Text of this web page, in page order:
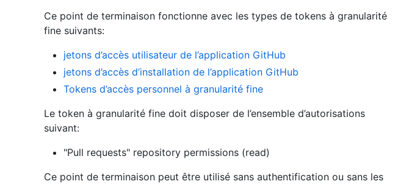
Ce point de terminaison fonctionne avec les types de tokens à granularité
fine suivants:
jetons d’accès utilisateur de l’application GitHub
jetons d’accès d’installation de l’application GitHub
Tokens d’accès personnel à granularité fine
Le token à granularité fine doit disposer de l’ensemble d’autorisations
suivant:
"Pull requests" repository permissions (read)
Ce point de terminaison peut être utilisé sans authentification ou sans les